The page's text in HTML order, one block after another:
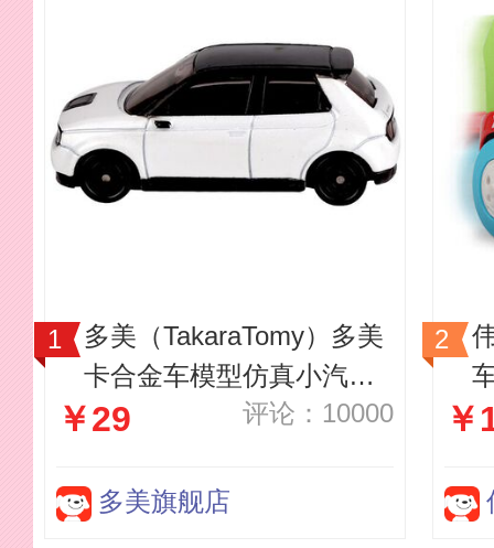
多美（TakaraTomy）多美
卡合金车模型仿真小汽车
男孩玩具车tomica超级轿
田e电动车模
￥29 评论：10000
多美旗舰店
￥